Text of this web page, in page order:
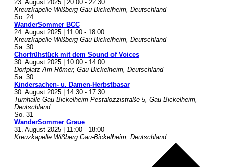
23. August 2025 | 20:00- 22:30
Kreuzkapelle Wißberg Gau-Bickelheim, Deutschland
So. 24
WanderSommer BCC
24. August 2025 | 11:00- 18:00
Kreuzkapelle Wißberg Gau-Bickelheim, Deutschland
Sa. 30
Chorfrühstück mit dem Sound of Voices
30. August 2025 | 10:00- 14:00
DorfplatzAm Römer, Gau-Bickelheim, Deutschland
Sa. 30
Kindersachen- u. Damen-Herbstbasar
30. August 2025 | 14:30- 17:30
Turnhalle Gau-Bickelheim Pestalozzistraße 5, Gau-Bickelheim,
Deutschland
So. 31
WanderSommer Graue
31. August 2025 | 11:00- 18:00
Kreuzkapelle Wißberg Gau-Bickelheim, Deutschland